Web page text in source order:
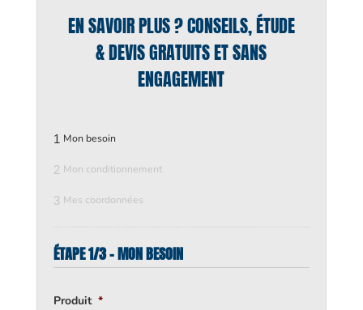
EN SAVOIR PLUS ? CONSEILS, ÉTUDE
& DEVIS GRATUITS ET SANS
ENGAGEMENT
1 Mon besoin
2 Mon conditionnement
3 Mes coordonnées
ÉTAPE 1/3 - MON BESOIN
Produit *